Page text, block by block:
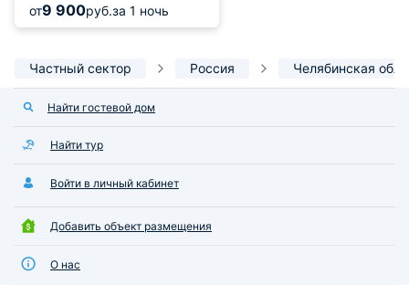
от9 900руб.за 1 ночь
Частный сектор Россия Челябинская
Найти гостевой дом
Найти тур
Войти в личный кабинет
Добавить объект размещения
О нас